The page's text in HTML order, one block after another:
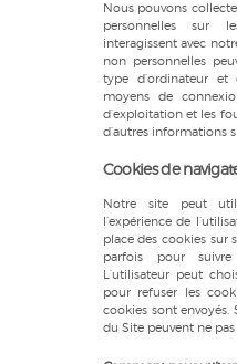
Nous pouvons
personnelles sur
interagissent avec
non personnelles
type d’ordinateur
moyens de
d’exploitation et les
d’autres informations
Cookies de
Notre site peut
l’expérience de
place des cookies sur
parfois pour
L’utilisateur peut
pour refuser les
cookies sont envoyés.
du Site peuvent ne